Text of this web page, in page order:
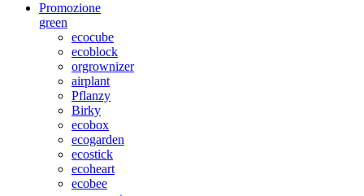
Promozione
green
ecocube
ecoblock
orgrownizer
airplant
Pflanzy
Birky
ecobox
ecogarden
ecostick
ecoheart
ecobee